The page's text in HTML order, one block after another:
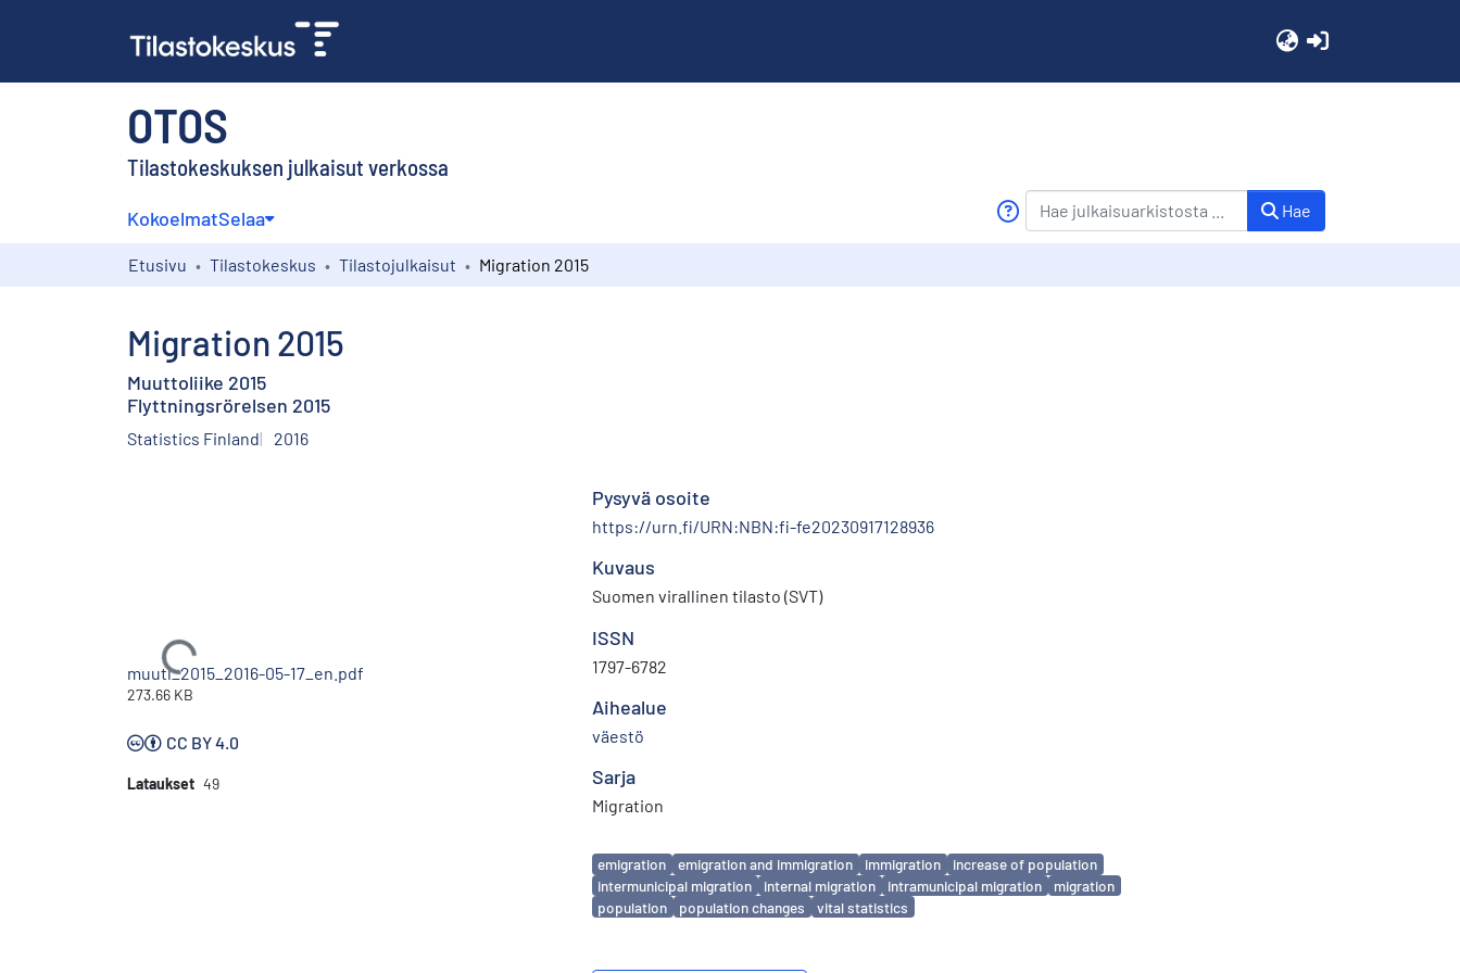
OTOS
Tilastokeskuksen julkaisut verkossa
KokoelmatSelaa Hae
Etusivu Tilastokeskus Tilastojulkaisut Migration 2015
Migration 2015
Muuttoliike 2015
Flyttningsrörelsen 2015
Statistics Finland 2016
Ladataan...
muutl_2015_2016-05-17_en.pdf
273.66 KB
CC BY 4.0
Lataukset 49
Pysyvä osoite
https://urn.fi/URN:NBN:fi-fe20230917128936
Kuvaus
Suomen virallinen tilasto (SVT)
ISSN
1797-6782
Aihealue
väestö
Sarja
Migration
Avainsanat
emigration emigration and immigration immigration
increase of population
intermunicipal migration
internal migration intramunicipal migration
migration
population
population changes vital statistics